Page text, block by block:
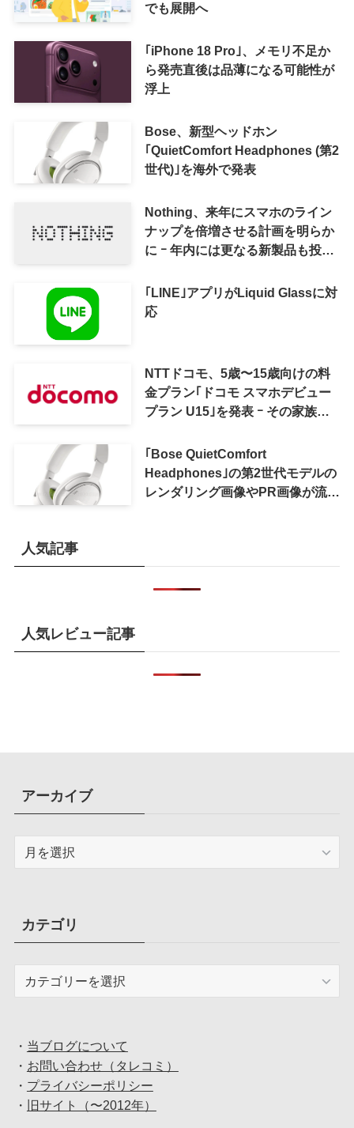
でも展開へ
｢iPhone 18 Pro｣、メモリ不足か
ら発売直後は品薄になる可能性が
浮上
Bose、新型ヘッドホン
｢QuietComfort Headphones (第2
世代)｣を海外で発表
Nothing、来年にスマホのライン
ナップを倍増させる計画を明らか
に ｰ 年内には更なる新製品も投入
｢LINE｣アプリがLiquid Glassに対
応
NTTドコモ、5歳〜15歳向けの料
金プラン｢ドコモ スマホデビュー
プラン U15｣を発表 ｰ その家族が
｢Bose QuietComfort
Headphones｣の第2世代モデルの
レンダリング画像やPR画像が流出
人気記事
人気レビュー記事
アーカイブ
ブカテゴリ
・ 当ブログについて
・ お問い合わせ（タレコミ）
・ プライバシーポリシー
・
旧サイト（〜2012年）